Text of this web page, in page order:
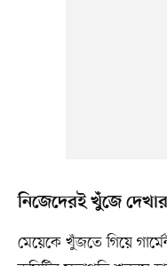
নিজেদেরই খুঁজে
মেয়েকে খুঁজতে গিয়ে